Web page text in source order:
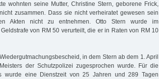
wohnten seine Mutter, Christine Stern, geborene Frick,
zusammen. Dass sie nicht verheiratet gewesen sein
Akten nicht zu entnehmen. Otto Stern wurde im
von RM 50 verurteilt, die er in Raten von RM 10
in dem Stern ab dem 1. April
der Schutzpolizei zugesprochen wurde. Für die
wurde eine Dienstzeit von 25 Jahren und 289 Tagen